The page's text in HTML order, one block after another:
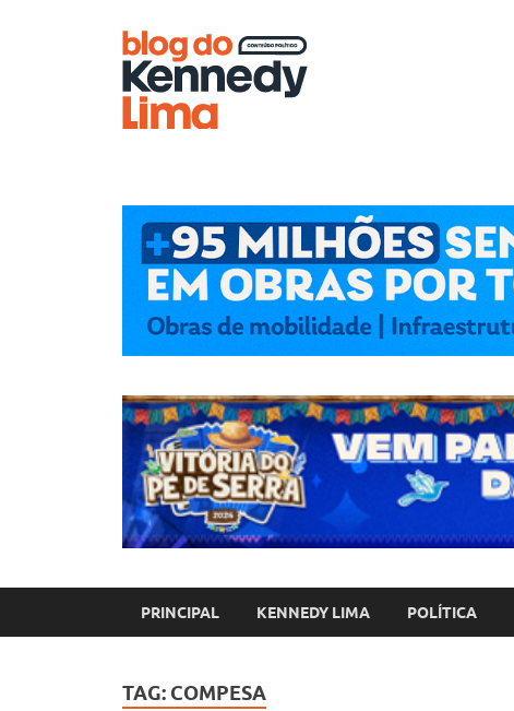
PRINCIPAL KENNEDY LIMA POLÍTICA
TAG: COMPESA